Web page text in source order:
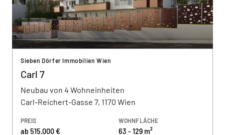
Sieben Dörfer Immobilien Wien
Carl 7
Neubau von 4 Wohneinheiten
Carl-Reichert-Gasse 7, 1170 Wien
PREIS
ab 515.000 €
WOHNFLÄCHE
63 - 129 m²